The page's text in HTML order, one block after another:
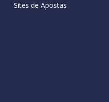
Sites de Apostas